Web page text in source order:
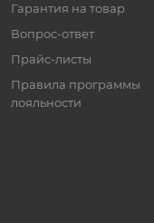
Гарантия на товар
Вопрос-ответ
Прайс-листы
Правила программы
лояльности